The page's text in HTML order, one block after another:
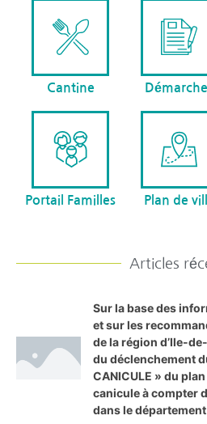
Cantine
Portail Familles Plan de
Articles
Sur la base des
et sur les
de la région d’Ile-
du déclenchement
CANICULE » du
canicule à compter
dans le département